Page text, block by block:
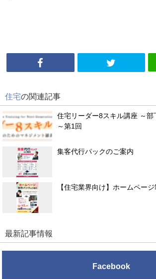
住宅の関連記事
住宅リーダー8スキル講座 ～部
～第1回
集客代行パックのご案内
【住宅業界向け】ホームペー
最新記事情報
Facebook